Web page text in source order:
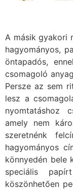
A másik gyakori
hagyományos,
öntapadós,
csomagoló
Persze az sem
lesz a
nyomtatáshoz
amely nem
szeretnénk
hagyományos
könnyedén bele
speciális
köszönhetően